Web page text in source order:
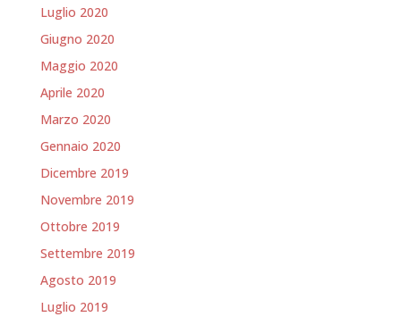
Luglio 2020
Giugno 2020
Maggio 2020
Aprile 2020
Marzo 2020
Gennaio 2020
Dicembre 2019
Novembre 2019
Ottobre 2019
Settembre 2019
Agosto 2019
Luglio 2019